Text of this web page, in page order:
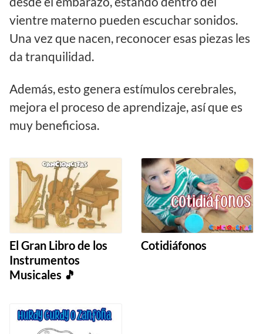
vientre materno pueden escuchar sonidos.
Una vez que nacen, reconocer esas piezas les
da tranquilidad.
Además, esto genera estímulos cerebrales,
mejora el proceso de aprendizaje, así que es
muy beneficiosa.
El Gran Libro de los
Instrumentos
Musicales 🎵
Cotidiáfonos